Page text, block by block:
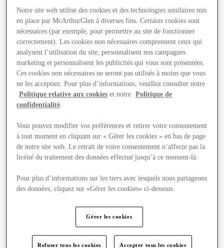
Notre site web utilise des cookies et des technologies similaires mis
en place par McArthurGlen à diverses fins. Certains cookies sont
nécessaires (par exemple, pour permettre au site de fonctionner
correctement). Les cookies non nécessaires comprennent ceux qui
analysent l’utilisation du site, personnalisent nos campagnes
marketing et personnalisent les publicités qui vous sont présentées.
Ces cookies non nécessaires ne seront pas utilisés à moins que vous
ne les acceptiez. Pour plus d’informations, veuillez consulter notre
Politique relative aux cookies et notre
Politique de
confidentialité.
Vous pouvez modifier vos préférences et retirer votre consentement
à tout moment en cliquant sur « Gérer les cookies » en bas de page
de notre site web. Le retrait de votre consentement n’affecte pas la
licéité du traitement des données effectué jusqu’à ce moment-là.
Pour plus d’informations sur les tiers avec lesquels nous partageons
des données, cliquez sur «Gérer les cookies» ci-dessous.
Gérer les cookies
Refuser tous les cookies Accepter tous les cookies